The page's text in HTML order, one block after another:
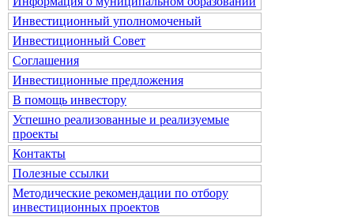
Инвестиционный уполномоченый
Инвестиционный Совет
Соглашения
Инвестиционные предложения
В помощь инвестору
Успешно реализованные и реализуемые
проекты
Контакты
Полезные ссылки
Методические рекомендации по отбору
инвестиционных проектов